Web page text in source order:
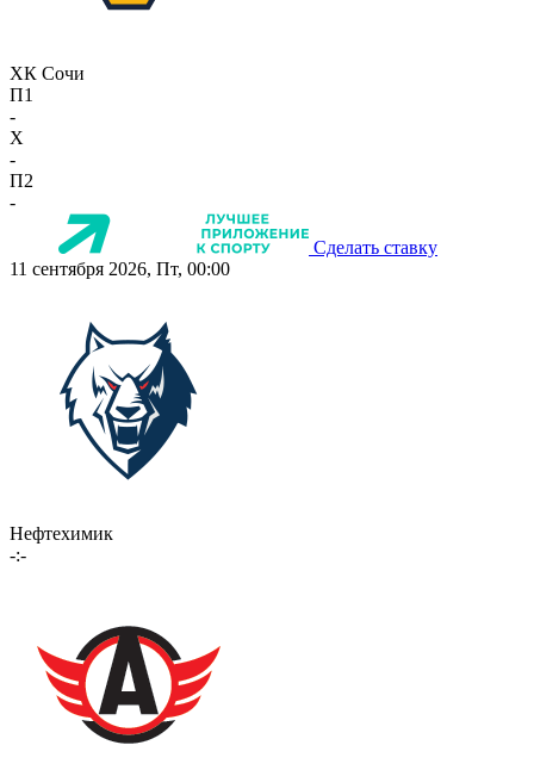
ХК Сочи
П1
-
X
-
П2
-
Сделать ставку
11 сентября 2026, Пт, 00:00
Нефтехимик
-:-